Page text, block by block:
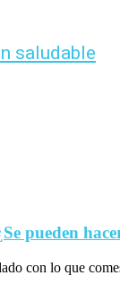
saludable
pueden
con lo que